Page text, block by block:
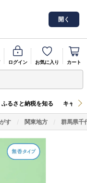
開く
ログイン お気に入り カート
ふるさと納税を知る キャン
す 関東地方 群馬県千